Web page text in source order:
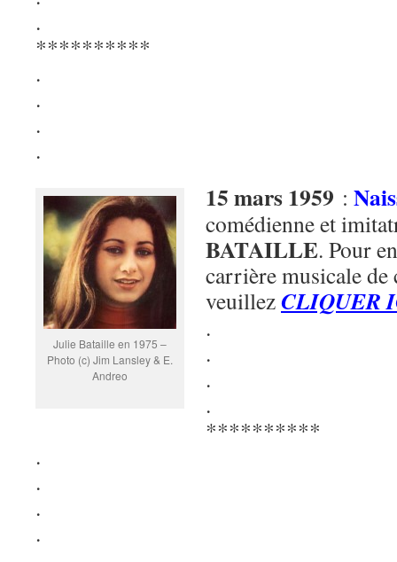
.
**********
.
.
.
.
Julie Bataille en 1975 –
Photo (c) Jim Lansley & E.
Andreo
15 mars 1959 :
comédienne et
BATAILLE. Pour
carrière musicale de
veuillezCLIQUER
.
.
.
.
**********
.
.
.
.